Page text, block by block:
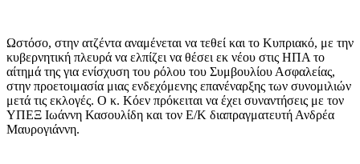
Ωστόσο, στην ατζέντα αναμένεται να τεθεί και το Κυπριακό, με την
κυβερνητική πλευρά να ελπίζει να θέσει εκ νέου στις ΗΠΑ το
αίτημά της για ενίσχυση του ρόλου του Συμβουλίου Ασφαλείας,
στην προετοιμασία μιας ενδεχόμενης επανέναρξης των συνομιλιών
μετά τις εκλογές. Ο κ. Κόεν πρόκειται να έχει συναντήσεις με τον
ΥΠΕΞ Ιωάννη Κασουλίδη και τον Ε/Κ διαπραγματευτή Ανδρέα
Μαυρογιάννη.